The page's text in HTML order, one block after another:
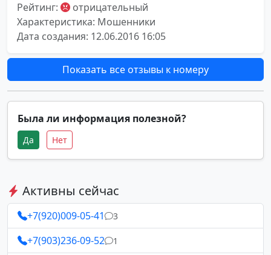
Рейтинг:
отрицательный
Характеристика: Мошенники
Дата создания: 12.06.2016 16:05
Показать все отзывы к номеру
Была ли информация полезной?
Да Нет
Активны сейчас
+7(920)009-05-41 3
+7(903)236-09-52 1